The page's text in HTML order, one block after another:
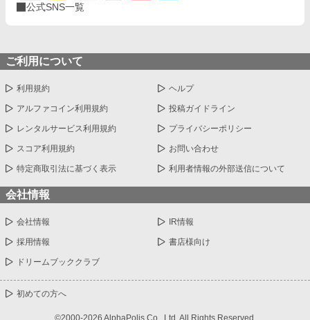
公式SNS一覧
ご利用について
利用規約 ヘルプ
アルファコイン利用規約 投稿ガイドライン
レンタルサービス利用規約 プライバシーポリシー
スコア利用規約 お問い合わせ
特定商取引法に基づく表示 利用者情報の外部送信について
会社情報
会社情報 IR情報
採用情報 書店様向け
ドリームブッククラブ
初めての方へ
©2000-2026 AlphaPolis Co., Ltd. All Rights Reserved.